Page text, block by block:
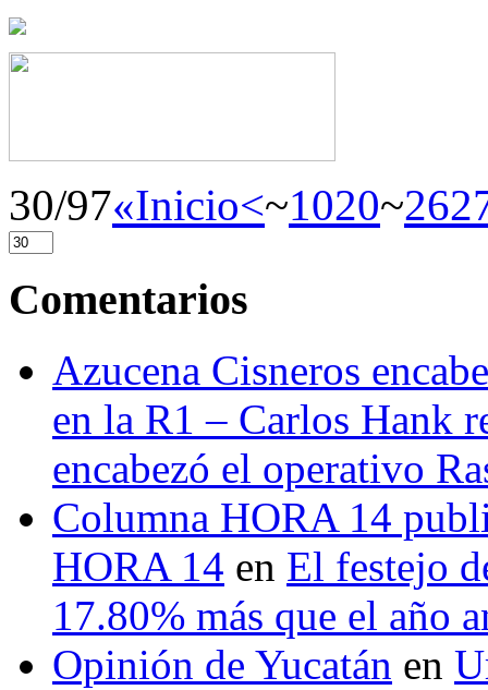
30/97«Inicio<~1020~26
Comentarios
Azucena Cisneros
en la R1 – Carlos Hank
encabezó el operativo
Columna HORA 14
HORA 14 en El festejo
17.80% más que el año
Opinión de Yucatán en